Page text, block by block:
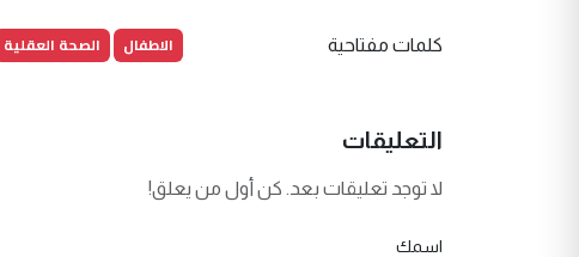
كلمات مفتاحية الاطفال الصحة العقلية
التعليقات
لا توجد تعليقات بعد. كن أول من يعلق!
اسمك